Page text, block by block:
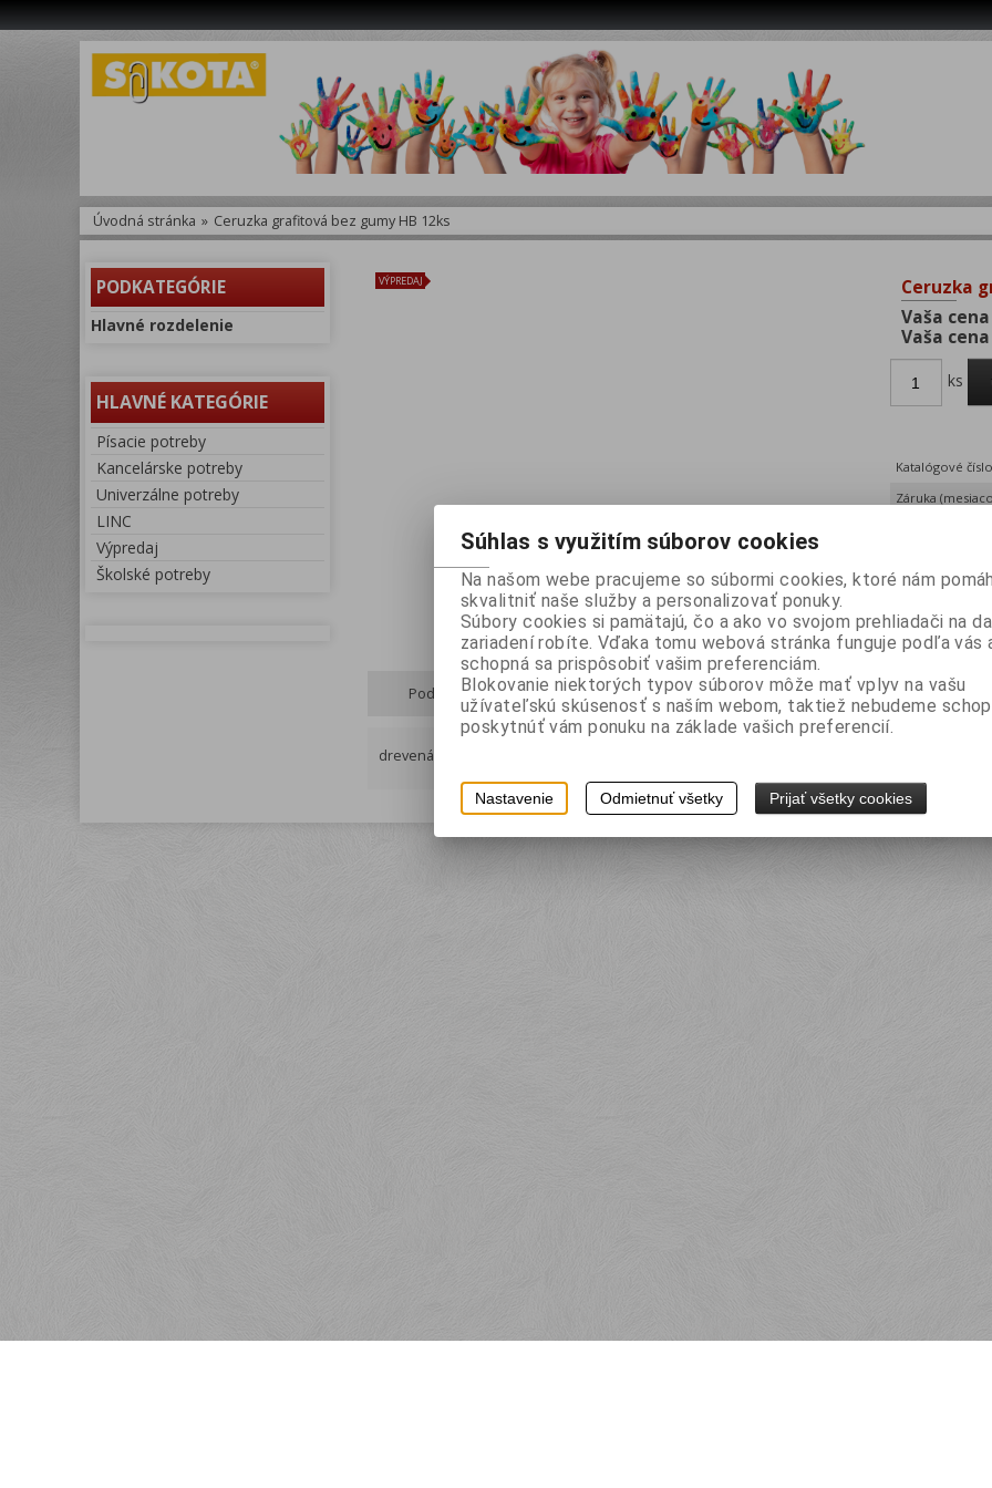
Úvodná stránka » Ceruzka grafitová bez gumy HB 12ks
PODKATEGÓRIE
Hlavné rozdelenie
HLAVNÉ KATEGÓRIE
Písacie potreby
Kancelárske potreby
Univerzálne potreby
LINC
Výpredaj
Školské potreby
VÝPREDAJ Ceruzka
Vaša
Vaša
ks
Katalógové
Záruka
EAN:
Tlač
Podrobný popis
drevená, šesťhranná s tradičnou tvrdosťou tuhy HB, v balení sa nachádza 12ks ceruziek,
Súhlas s využitím súborov cookies
Na našom webe pracujeme so súbormi cookies, ktoré nám
skvalitniť naše služby a personalizovať ponuky.
Súbory cookies si pamätajú, čo a ako vo svojom prehliadači na
zariadení robíte. Vďaka tomu webová stránka funguje podľa vás
schopná sa prispôsobiť vašim preferenciám.
Blokovanie niektorých typov súborov môže mať vplyv na vašu
užívateľskú skúsenosť s naším webom, taktiež nebudeme
poskytnúť vám ponuku na základe vašich preferencií.
Nastavenie Odmietnuť všetky Prijať všetky cookies